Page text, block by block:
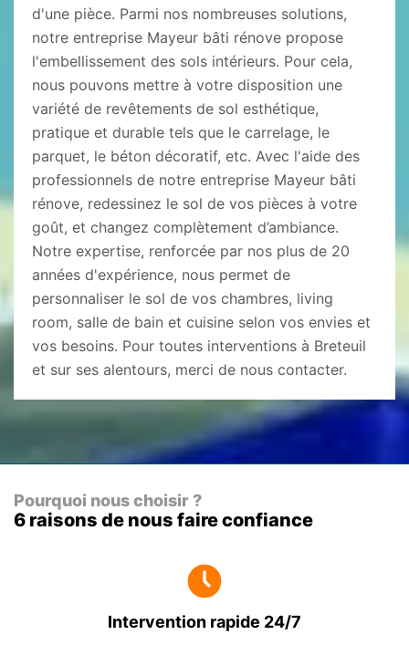
d'une pièce. Parmi nos nombreuses solutions,
notre entreprise Mayeur bâti rénove propose
l'embellissement des sols intérieurs. Pour cela,
nous pouvons mettre à votre disposition une
variété de revêtements de sol esthétique,
pratique et durable tels que le carrelage, le
parquet, le béton décoratif, etc. Avec l'aide des
professionnels de notre entreprise Mayeur bâti
rénove, redessinez le sol de vos pièces à votre
goût, et changez complètement d’ambiance.
Notre expertise, renforcée par nos plus de 20
années d'expérience, nous permet de
personnaliser le sol de vos chambres, living
room, salle de bain et cuisine selon vos envies et
vos besoins. Pour toutes interventions à Breteuil
et sur ses alentours, merci de nous contacter.
Pourquoi nous choisir ?
6 raisons de nous faire confiance
Intervention rapide 24/7